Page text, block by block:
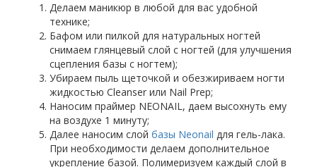
Делаем маникюр в любой для вас удобной
технике;
Бафом или пилкой для натуральных ногтей
снимаем глянцевый слой с ногтей (для улучшения
сцепления базы с ногтем);
Убираем пыль щеточкой и обезжириваем ногти
жидкостью Сleanser или Nail Prep;
Наносим праймер NEONAIL, даем высохнуть ему
на воздухе 1 минуту;
Далее наносим слой базы Neonail для гель-лака.
При необходимости делаем дополнительное
укрепление базой. Полимеризуем каждый слой в